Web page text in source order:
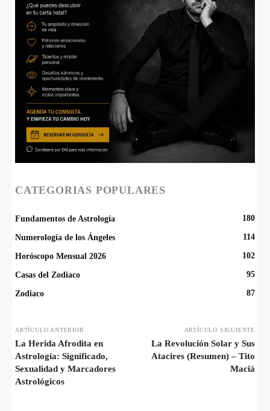
CATEGORIAS POPULARES
Fundamentos de Astrología 180
Numerología de los Ángeles 114
Horóscopo Mensual 2026 102
Casas del Zodiaco 95
Zodiaco 87
ARTÍCULO ANTERIOR
La Herida Afrodita en
Astrología: Significado,
Sexualidad y Marcadores
Astrológicos
ARTÍCULO SIGUIENTE
La Revolución Solar y Sus
Atacires (Resumen) – Tito
Maciá